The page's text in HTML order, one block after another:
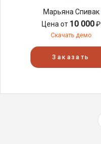
Марьяна Спивак
Цена от 10 000₽
Скачать демо
Заказать